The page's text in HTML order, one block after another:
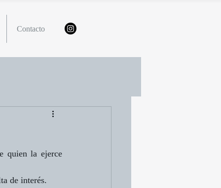
Contacto
quien la ejerce
de interés.